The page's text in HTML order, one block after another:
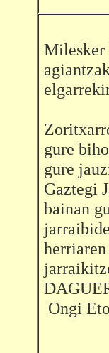
Milesker
gure
gure
Gaztegi
bainan
Ongi